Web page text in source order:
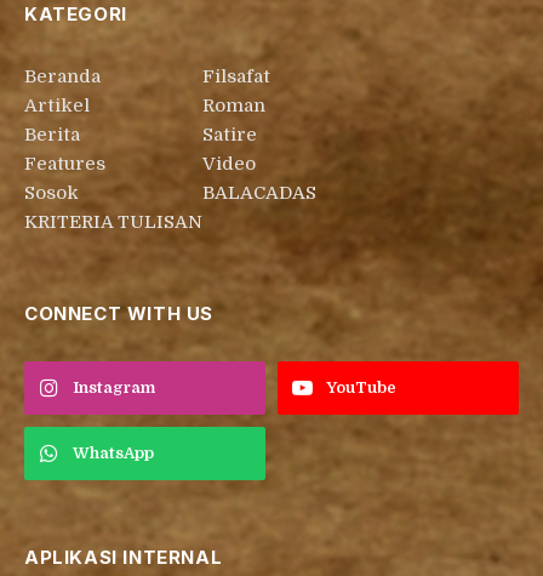
KATEGORI
Beranda
Artikel
Berita
Features
Sosok
KRITERIA TULISAN
Filsafat
Roman
Satire
Video
BALACADAS
CONNECT WITH US
Instagram YouTube
WhatsApp
APLIKASI INTERNAL